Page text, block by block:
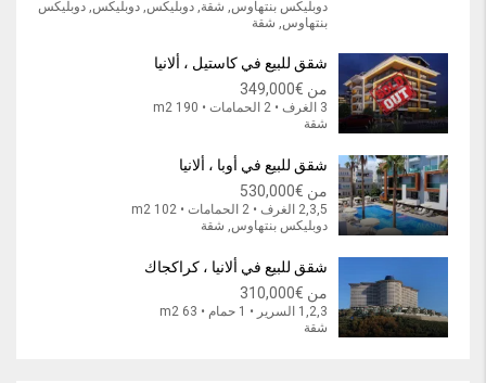
دوبليكس بنتهاوس, شقة, دوبليكس, دوبليكس, دوبليكس
بنتهاوس, شقة
شقق للبيع في كاستيل ، ألانيا
من €349,000
3 الغرف • 2 الحمامات • 190 m2
شقة
شقق للبيع في أوبا ، ألانيا
من €530,000
2,3,5 الغرف • 2 الحمامات • 102 m2
دوبليكس بنتهاوس, شقة
شقق للبيع في ألانيا ، كراكجاك
من €310,000
1,2,3 السرير • 1 حمام • 63 m2
شقة